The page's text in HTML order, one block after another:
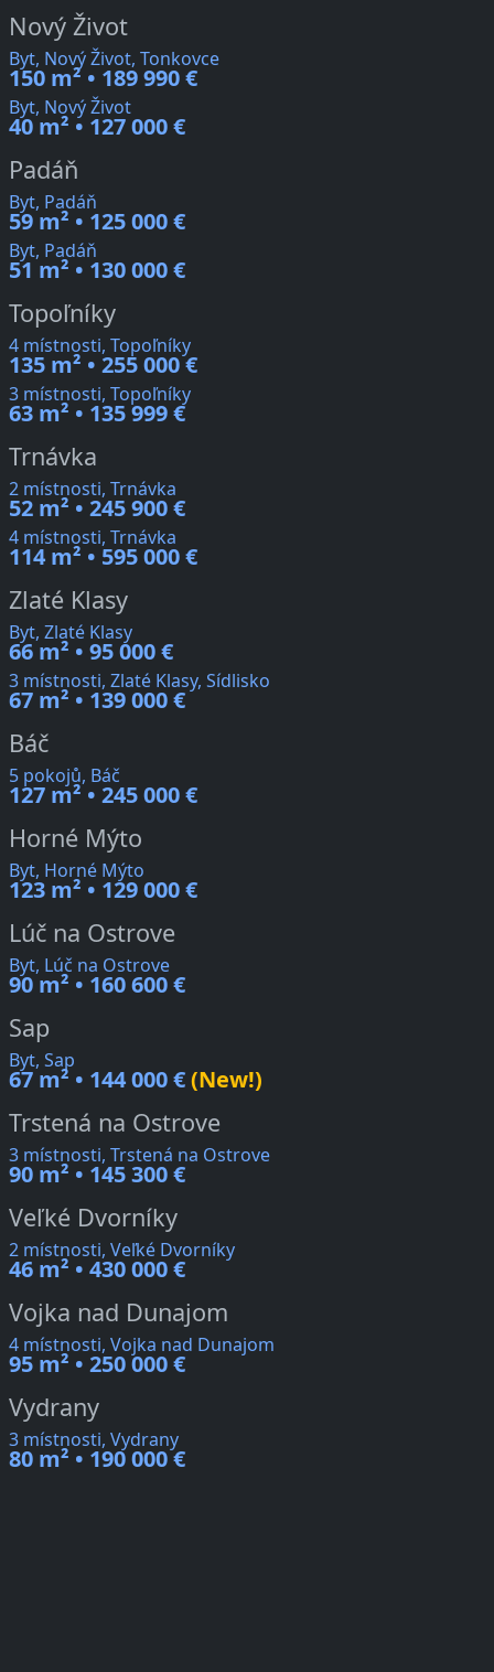
Nový Život
Byt, Nový Život, Tonkovce
150 m² • 189 990 €
Byt, Nový Život
40 m² • 127 000 €
Padáň
Byt, Padáň
59 m² • 125 000 €
Byt, Padáň
51 m² • 130 000 €
Topoľníky
4 místnosti, Topoľníky
135 m² • 255 000 €
3 místnosti, Topoľníky
63 m² • 135 999 €
Trnávka
2 místnosti, Trnávka
52 m² • 245 900 €
4 místnosti, Trnávka
114 m² • 595 000 €
Zlaté Klasy
Byt, Zlaté Klasy
66 m² • 95 000 €
3 místnosti, Zlaté Klasy, Sídlisko
67 m² • 139 000 €
Báč
5 pokojů, Báč
127 m² • 245 000 €
Horné Mýto
Byt, Horné Mýto
123 m² • 129 000 €
Lúč na Ostrove
Byt, Lúč na Ostrove
90 m² • 160 600 €
Sap
Byt, Sap
67 m² • 144 000 €(New!)
Trstená na Ostrove
3 místnosti, Trstená na Ostrove
90 m² • 145 300 €
Veľké Dvorníky
2 místnosti, Veľké Dvorníky
46 m² • 430 000 €
Vojka nad Dunajom
4 místnosti, Vojka nad Dunajom
95 m² • 250 000 €
Vydrany
3 místnosti, Vydrany
80 m² • 190 000 €